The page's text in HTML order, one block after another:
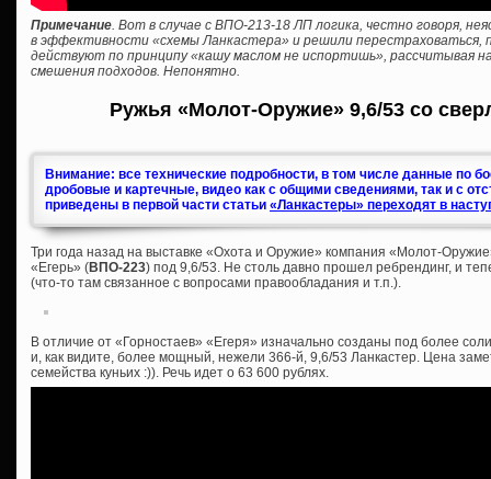
Примечание. Вот в случае с ВПО-213-18 ЛП логика, честно говоря,
в эффективности «схемы Ланкастера» и решили перестраховаться,
действуют по принципу «кашу маслом не испортишь», рассчитывая
смешения подходов. Непонятно.
Ружья «Молот-Оружие» 9,6/53 со
Внимание: все технические подробности, в том числе данные по
дробовые и картечные, видео как с общими сведениями, так и с
приведены в первой части статьи «Ланкастеры» переходят в
Три года назад на выставке «Охота и Оружие» компания «Молот-
«Егерь» (ВПО-223) под 9,6/53. Не столь давно прошел ребрендинг, и
(что-то там связанное с вопросами правообладания и т.п.).
В отличие от «Горностаев» «Егеря» изначально созданы под более
и, как видите, более мощный, нежели 366-й, 9,6/53 Ланкастер. Цена
семейства куньих :)). Речь идет о 63 600 рублях.